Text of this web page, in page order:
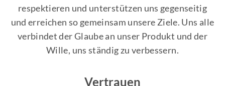
respektieren und unterstützen uns gegenseitig
und erreichen so gemeinsam unsere Ziele. Uns alle
verbindet der Glaube an unser Produkt und der
Wille, uns ständig zu verbessern.
Vertrauen